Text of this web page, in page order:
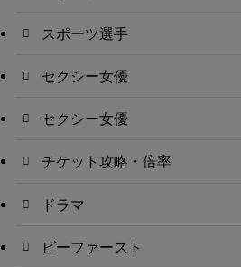
スポーツ選手
セクシー女優
セクシー女優
チケット攻略・倍率
ドラマ
ビーファースト